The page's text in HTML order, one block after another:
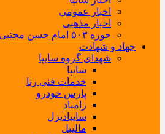
اخبار عمومی
اخبار مذهبی
حوزه ۵۰۳ امام حسن مجتبی(ع) گروه سایپا
جهاد و شهادت
شهدای گروه سایپا
سایپا
خدمات فنی رنا
پارس خودرو
زامیاد
سایپادیزل
مالیبل